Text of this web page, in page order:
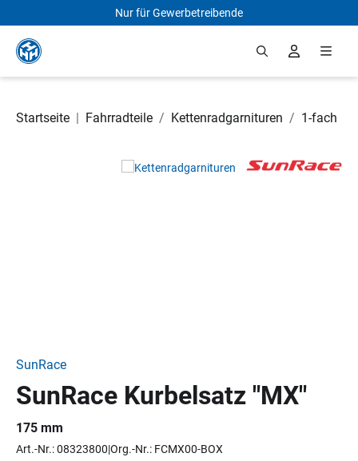
Zum Hauptinhalt springen
Nur für Gewerbetreibende
Startseite | Fahrradteile / Kettenradgarnituren / 1-fach
Bildergalerie überspringen
SunRace
SunRace Kurbelsatz "MX"
175 mm
Art.-Nr.: 08323800 Org.-Nr.: FCMX00-BOX